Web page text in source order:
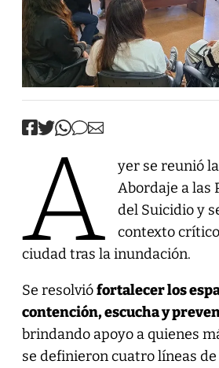
A
yer se reunió
Abordaje a las
del Suicidio y
contexto
ciudad tras la inundación.
Se resolviófortalecer los
contención, escucha y
brindando apoyo a quienes
se definieron cuatro líneas